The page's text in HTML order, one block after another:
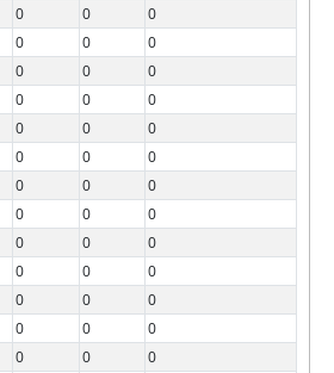
0 0
0
0 0
0
0 0
0
0 0
0
0 0
0
0 0
0
0 0
0
0 0
0
0 0
0
0 0
0
0 0
0
0 0
0
0 0
0